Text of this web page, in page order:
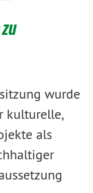
wurde
kulturelle,
als